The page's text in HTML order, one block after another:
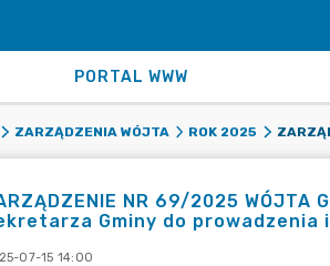
PORTAL WWW
ZARZĄDZENIA WÓJTA ROK 2025
NR 69/2025 WÓJTA
Gminy do prowadzenia
07-15 14:00